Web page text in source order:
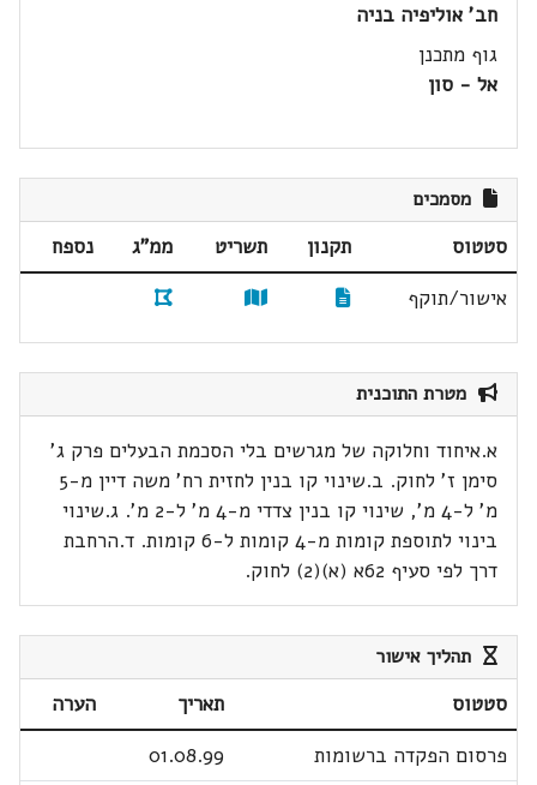
חב' אוליפיה בניה
גוף מתכנן
אל - סון
מסמכים
סטטוס תקנון תשריט ממ"ג
נספח
אישור/תוקף
מטרת התוכנית
א.איחוד וחלוקה של מגרשים בלי הסכמת הבעלים פרק ג'
סימן ז' לחוק. ב.שינוי קו בנין לחזית רח' משה דיין מ-5
מ' ל-4 מ', שינוי קו בנין צדדי מ-4 מ' ל-2 מ'. ג.שינוי
בינוי לתוספת קומות מ-4 קומות ל-6 קומות. ד.הרחבת
דרך לפי סעיף 62א (א)(2) לחוק.
תהליך אישור
סטטוס תאריך
הערה
פרסום הפקדה ברשומות
01.08.99